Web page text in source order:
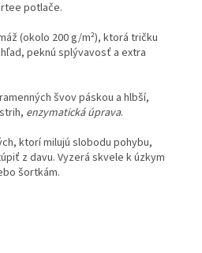
potlače.
(okolo 200 g/m²), ktorá tričku
peknú splývavosť a extra
švov páskou a hlbší,
enzymatická úprava.
ktorí milujú slobodu pohybu,
z davu. Vyzerá skvele k úzkym
šortkám.